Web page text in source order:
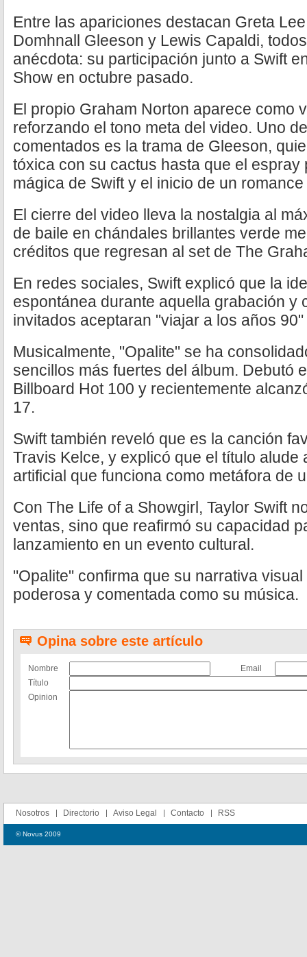
Entre las apariciones destacan Greta
Domhnall Gleeson y Lewis Capaldi,
anécdota: su participación junto a Swift
Show en octubre pasado.
El propio Graham Norton aparece como
reforzando el tono meta del video. Uno
comentados es la trama de Gleeson,
tóxica con su cactus hasta que el espray
mágica de Swift y el inicio de un
El cierre del video lleva la nostalgia al
de baile en chándales brillantes verde
créditos que regresan al set de The
En redes sociales, Swift explicó que la
espontánea durante aquella grabación y
invitados aceptaran "viajar a los años
Musicalmente, "Opalite" se ha
sencillos más fuertes del álbum. Debutó
Billboard Hot 100 y recientemente
17.
Swift también reveló que es la canción
Travis Kelce, y explicó que el título alude
artificial que funciona como metáfora de
Con The Life of a Showgirl, Taylor Swift
ventas, sino que reafirmó su capacidad
lanzamiento en un evento cultural.
"Opalite" confirma que su narrativa
poderosa y comentada como su música.
Opina sobre este artículo
Nombre
Email
Título
Opinion
Nosotros Directorio Aviso Legal Contacto RSS
© Novus 2009